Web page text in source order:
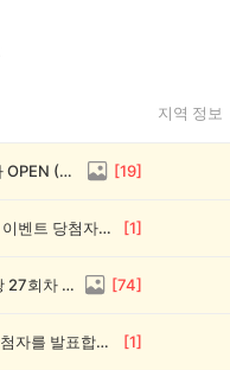
지역 정보
전원 1,000캐시! 🥳 우리 동네 썰전 14회차 OPEN (~8/17) [19]
💰[당첨자 발표] 26회차 우리 동네 정보왕 이벤트 당첨자를 발표합니다! [1]
💸 전원 2,000캐시 지급! 우리 동네 정보왕 27회차 (~8/10) [74]
💰[당첨자 발표] 우리 동네 썰전 12회차 당첨자를 발표합니다! [1]